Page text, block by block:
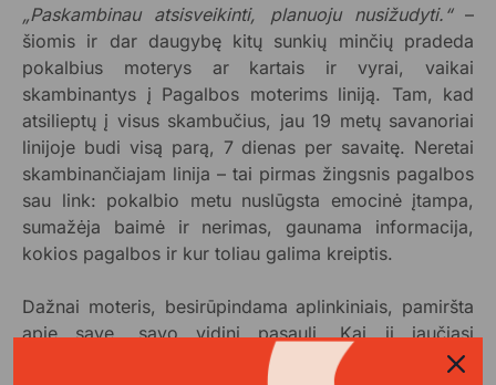
„Paskambinau atsisveikinti, planuoju nusižudyti.“ –
šiomis ir dar daugybę kitų sunkių minčių pradeda
pokalbius moterys ar kartais ir vyrai, vaikai
skambinantys į Pagalbos moterims liniją. Tam, kad
atsilieptų į visus skambučius, jau 19 metų savanoriai
linijoje budi visą parą, 7 dienas per savaitę. Neretai
skambinančiajam linija – tai pirmas žingsnis pagalbos
sau link: pokalbio metu nuslūgsta emocinė įtampa,
sumažėja baimė ir nerimas, gaunama informacija,
kokios pagalbos ir kur toliau galima kreiptis.
Dažnai moteris, besirūpindama aplinkiniais, pamiršta
apie save, savo vidinį pasaulį. Kai ji jaučiasi
įskaudinta, nesuprasta, kai sunku priimti vienokį ar